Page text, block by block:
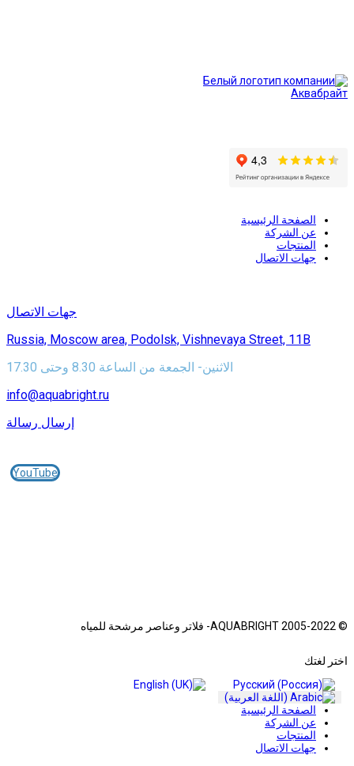
الصفحة الرئيسية
عن الشركة
المنتجات
جهات الاتصال
جهات الاتصال
Russia, Moscow area, Podolsk, Vishnevaya Street, 11B
الاثنين- الجمعة من الساعة 8.30 وحتى 17.30
info@aquabright.ru
إرسال رسالة
YouTube
© 2005-2022 AQUABRIGHT- فلاتر وعناصر مرشحة للمياه
اختر لغتك
الصفحة الرئيسية
عن الشركة
المنتجات
جهات الاتصال